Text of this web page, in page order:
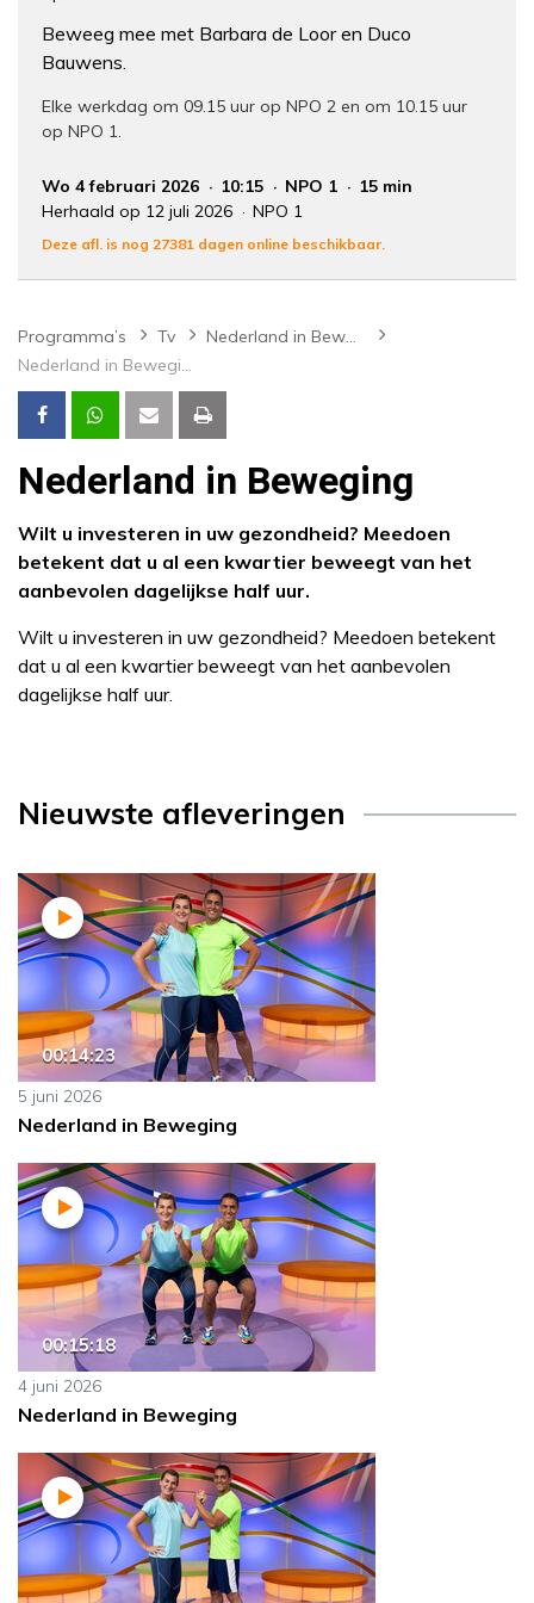
Beweeg mee met Barbara de Loor en Duco
Bauwens.
Elke werkdag om 09.15 uur op NPO 2 en om 10.15 uur
op NPO 1.
Wo 4 februari 2026 10:15 NPO 1
15 min
Herhaald op 12 juli 2026
NPO 1
Deze afl. is nog 27381 dagen online beschikbaar.
Programma’s Tv
Nederland in Beweging
Nederland in Beweging
Nederland in Beweging
Wilt u investeren in uw gezondheid? Meedoen
betekent dat u al een kwartier beweegt van het
aanbevolen dagelijkse half uur.
Wilt u investeren in uw gezondheid? Meedoen betekent
dat u al een kwartier beweegt van het aanbevolen
dagelijkse half uur.
Nieuwste afleveringen
00:14:23
5 juni 2026
Nederland in Beweging
00:15:18
4 juni 2026
Nederland in Beweging